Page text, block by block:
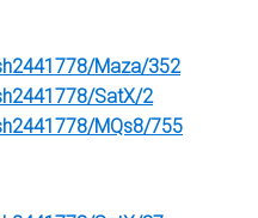
Maza/352
SatX/2
MQs8/755